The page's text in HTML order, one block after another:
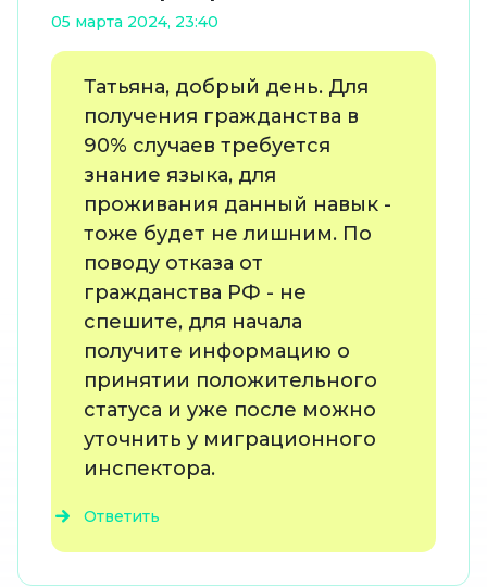
05 марта 2024, 23:40
Татьяна, добрый день. Для
получения гражданства в
90% случаев требуется
знание языка, для
проживания данный навык -
тоже будет не лишним. По
поводу отказа от
гражданства РФ - не
спешите, для начала
получите информацию о
принятии положительного
статуса и уже после можно
уточнить у миграционного
инспектора.
Ответить